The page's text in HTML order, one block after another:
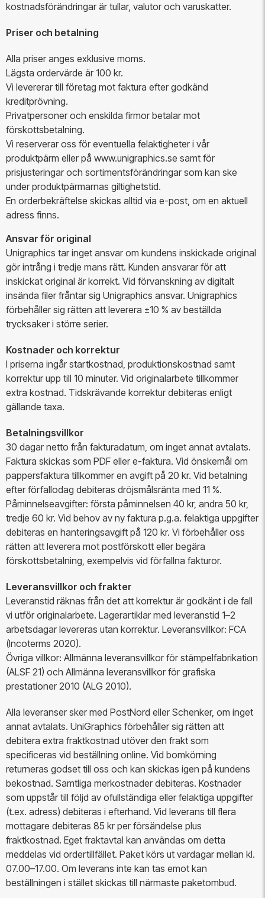
kostnadsförändringar är tullar, valutor och varuskatter.
Priser och betalning
Alla priser anges exklusive moms.
Lägsta ordervärde är 100 kr.
Vi levererar till företag mot faktura efter godkänd
kreditprövning.
Privatpersoner och enskilda firmor betalar mot
förskottsbetalning.
Vi reserverar oss för eventuella felaktigheter i vår
produktpärm eller på www.unigraphics.se samt för
prisjusteringar och sortimentsförändringar som kan ske
under produktpärmarnas giltighetstid.
En orderbekräftelse skickas alltid via e-post, om en aktuell
adress finns.
Ansvar för original
Unigraphics tar inget ansvar om kundens inskickade original
gör intrång i tredje mans rätt. Kunden ansvarar för att
inskickat original är korrekt. Vid förvanskning av digitalt
insända filer fråntar sig Unigraphics ansvar. Unigraphics
förbehåller sig rätten att leverera ±10 % av beställda
trycksaker i större serier.
Kostnader och korrektur
I priserna ingår startkostnad, produktionskostnad samt
korrektur upp till 10 minuter. Vid originalarbete tillkommer
extra kostnad. Tidskrävande korrektur debiteras enligt
gällande taxa.
Betalningsvillkor
30 dagar netto från fakturadatum, om inget annat avtalats.
Faktura skickas som PDF eller e-faktura. Vid önskemål om
pappersfaktura tillkommer en avgift på 20 kr. Vid betalning
efter förfallodag debiteras dröjsmålsränta med 11 %.
Påminnelseavgifter: första påminnelsen 40 kr, andra 50 kr,
tredje 60 kr. Vid behov av ny faktura p.g.a. felaktiga uppgifter
debiteras en hanteringsavgift på 120 kr. Vi förbehåller oss
rätten att leverera mot postförskott eller begära
förskottsbetalning, exempelvis vid förfallna fakturor.
Leveransvillkor och frakter
Leveranstid räknas från det att korrektur är godkänt i de fall
vi utför originalarbete. Lagerartiklar med leveranstid 1–2
arbetsdagar levereras utan korrektur. Leveransvillkor: FCA
(Incoterms 2020).
Övriga villkor: Allmänna leveransvillkor för stämpelfabrikation
(ALSF 21) och Allmänna leveransvillkor för grafiska
prestationer 2010 (ALG 2010).
Alla leveranser sker med PostNord eller Schenker, om inget
annat avtalats. UniGraphics förbehåller sig rätten att
debitera extra fraktkostnad utöver den frakt som
specificeras vid beställning online. Vid bomkörning
returneras godset till oss och kan skickas igen på kundens
bekostnad. Samtliga merkostnader debiteras. Kostnader
som uppstår till följd av ofullständiga eller felaktiga uppgifter
(t.ex. adress) debiteras i efterhand. Vid leverans till flera
mottagare debiteras 85 kr per försändelse plus
fraktkostnad. Eget fraktavtal kan användas om detta
meddelas vid ordertillfället. Paket körs ut vardagar mellan kl.
07.00–17.00. Om leverans inte kan tas emot kan
beställningen i stället skickas till närmaste paketombud.